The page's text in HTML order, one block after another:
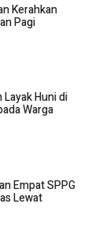
Kerahkan
Pagi
Layak Huni di
Warga
Empat SPPG
Lewat